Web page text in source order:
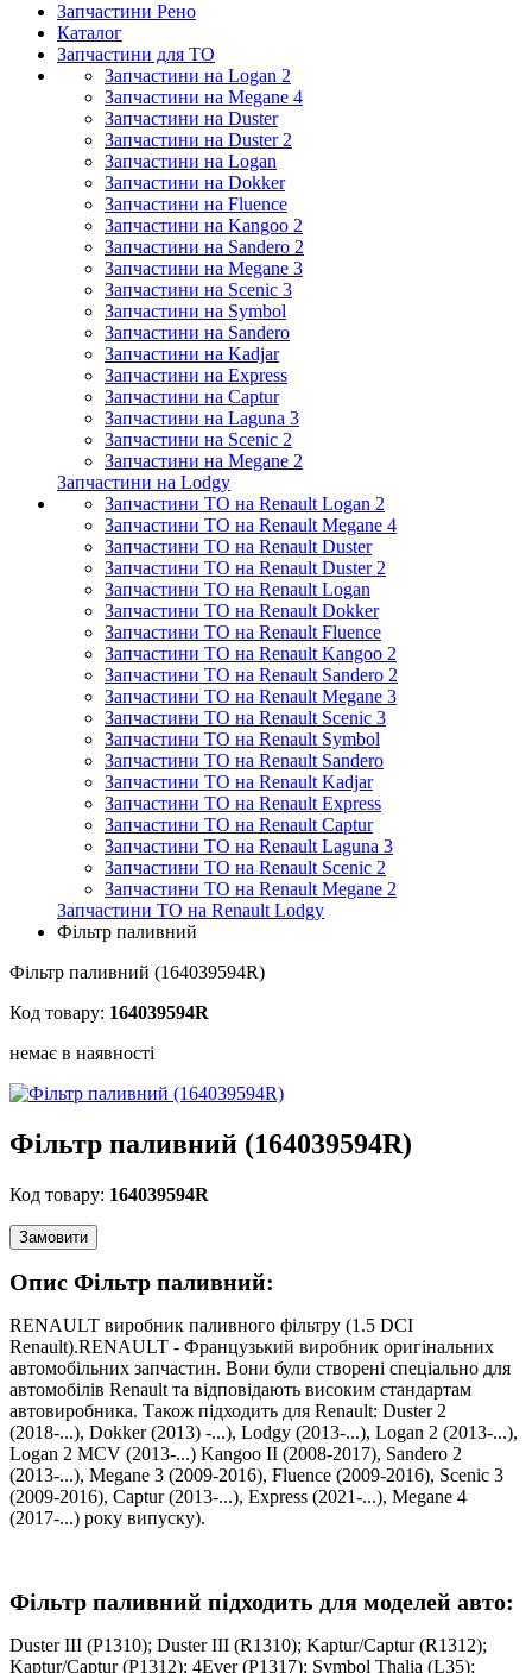
Запчастини Рено
Каталог
Запчастини для ТО
Запчастини на Logan 2
Запчастини на Megane 4
Запчастини на Duster
Запчастини на Duster 2
Запчастини на Logan
Запчастини на Dokker
Запчастини на Fluence
Запчастини на Kangoo 2
Запчастини на Sandero 2
Запчастини на Megane 3
Запчастини на Scenic 3
Запчастини на Symbol
Запчастини на Sandero
Запчастини на Kadjar
Запчастини на Express
Запчастини на Captur
Запчастини на Laguna 3
Запчастини на Scenic 2
Запчастини на Megane 2
Запчастини на Lodgy
Запчастини ТО на Renault Logan 2
Запчастини ТО на Renault Megane 4
Запчастини ТО на Renault Duster
Запчастини ТО на Renault Duster 2
Запчастини ТО на Renault Logan
Запчастини ТО на Renault Dokker
Запчастини ТО на Renault Fluence
Запчастини ТО на Renault Kangoo 2
Запчастини ТО на Renault Sandero 2
Запчастини ТО на Renault Megane 3
Запчастини ТО на Renault Scenic 3
Запчастини ТО на Renault Symbol
Запчастини ТО на Renault Sandero
Запчастини ТО на Renault Kadjar
Запчастини ТО на Renault Express
Запчастини ТО на Renault Captur
Запчастини ТО на Renault Laguna 3
Запчастини ТО на Renault Scenic 2
Запчастини ТО на Renault Megane 2
Запчастини ТО на Renault Lodgy
Фільтр паливний
Фільтр паливний (164039594R)
Код товару: 164039594R
немає в наявності
Фільтр паливний (164039594R)
Код товару: 164039594R
Замовити
Опис Фільтр паливний:
RENAULT виробник паливного фільтру (1.5 DCI
Renault).RENAULT - Французький виробник оригінальних
автомобільних запчастин. Вони були створені спеціально для
автомобілів Renault та відповідають високим стандартам
автовиробника. Також підходить для Renault: Duster 2
(2018-...), Dokker (2013) -...), Lodgy (2013-...), Logan 2 (2013-...),
Logan 2 MCV (2013-...) Kangoo II (2008-2017), Sandero 2
(2013-...), Megane 3 (2009-2016), Fluence (2009-2016), Scenic 3
(2009-2016), Captur (2013-...), Express (2021-...), Megane 4
(2017-...) року випуску).
Фільтр паливний підходить для моделей авто:
Duster III (P1310); Duster III (R1310); Kaptur/Captur (R1312);
Kaptur/Captur (P1312); 4Ever (P1317); Symbol Thalia (L35);